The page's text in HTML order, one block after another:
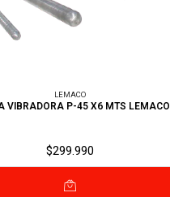
LEMACO
VIBRADORA P-45 X6 MTS LEMACO
$299.990